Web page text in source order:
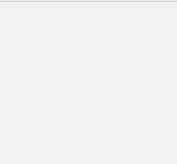
OpenOffice,
Maximal 20 MB